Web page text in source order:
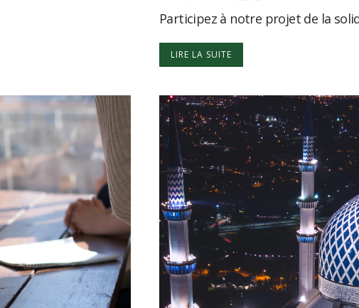
Participez à notre projet de la
LIRE LA SUITE